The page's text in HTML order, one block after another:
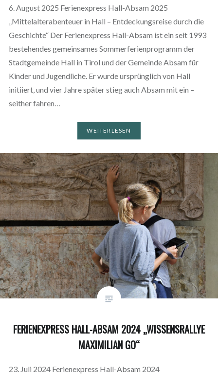
6. August 2025 Ferienexpress Hall-Absam 2025
„Mittelalterabenteuer in Hall – Entdeckungsreise durch die
Geschichte“ Der Ferienexpress Hall-Absam ist ein seit 1993
bestehendes gemeinsames Sommerferienprogramm der
Stadtgemeinde Hall in Tirol und der Gemeinde Absam für
Kinder und Jugendliche. Er wurde ursprünglich von Hall
initiiert, und vier Jahre später stieg auch Absam mit ein –
seither fahren…
WEITERLESEN
FERIENEXPRESS HALL-ABSAM 2024 „WISSENSRALLYE
MAXIMILIAN GO“
23. Juli 2024 Ferienexpress Hall-Absam 2024